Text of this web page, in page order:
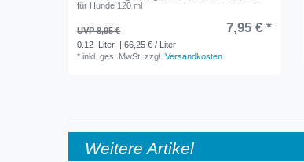
für Hunde 120 ml
UVP 8,95 € 7,95 € *
0.12 Liter | 66,25 € / Liter
*inkl. ges. MwSt. zzgl.Versandkosten
Weitere Artikel